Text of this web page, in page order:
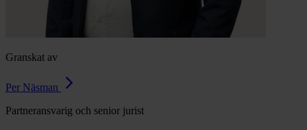
Granskat av
Per Näsman
Partneransvarig och senior jurist